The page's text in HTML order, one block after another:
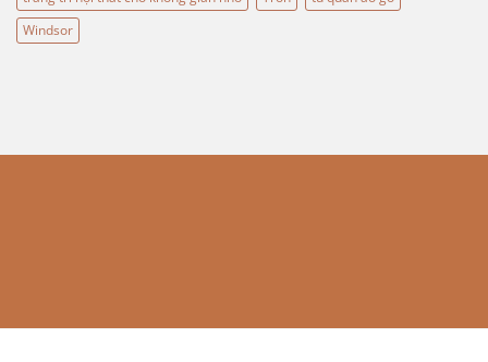
Windsor